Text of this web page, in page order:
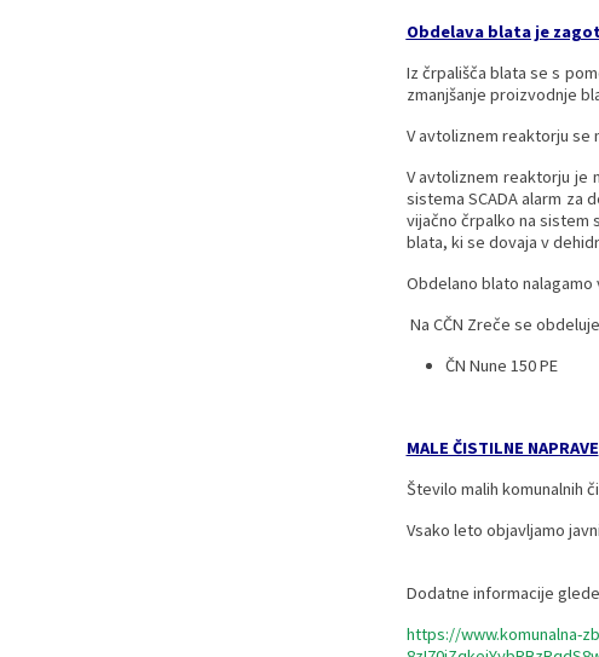
Obdelava blata je
Iz črpališča blata se s
zmanjšanje proizvodnje
V avtoliznem reaktorju se
V avtoliznem reaktorju je
sistema SCADA alarm
vijačno črpalko na sistem
blata, ki se dovaja v
Obdelano blato
Na CČN Zreče se
ČN Nune 150 PE
MALE ČISTILNE NAPRAVE
Število malih komunalnih
Vsako leto objavljamo
Dodatne informacije
https://www.komunalna-